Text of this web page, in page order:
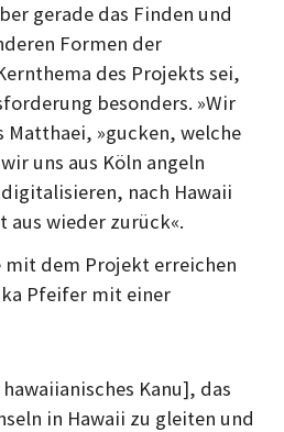
gerade das Finden und
Formen der
des Projekts sei,
besonders. »Wir
Matthaei, »gucken, welche
uns aus Köln angeln
nach Hawaii
aus wieder zurück«.
mit dem Projekt erreichen
Pfeifer mit einer
hawaiianisches Kanu], das
in Hawaii zu gleiten und